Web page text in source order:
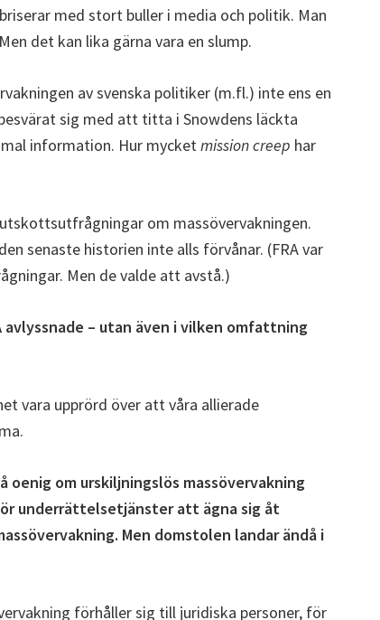
med stort buller i media och politik. Man
det kan lika gärna vara en slump.
av svenska politiker (m.fl.) inte ens en
sig med att titta i Snowdens läckta
information. Hur mycketmission creep har
om massövervakningen.
senaste historien inte alls förvånar. (FRA var
Men de valde att avstå.)
avlyssnade – utan även i vilken omfattning
vara upprörd över att våra allierade
om urskiljningslös massövervakning
underrättelsetjänster att ägna sig åt
Men domstolen landar ändå i
förhåller sig till juridiska personer, för